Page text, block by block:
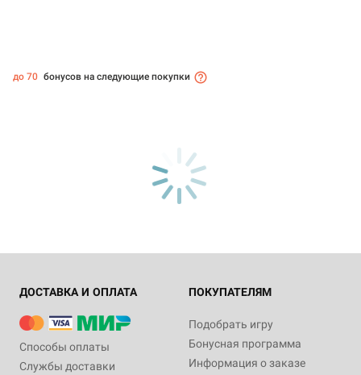
до 70 бонусов на следующие покупки
ДОСТАВКА И ОПЛАТА
Способы оплаты
Службы доставки
ПОКУПАТЕЛЯМ
Подобрать игру
Бонусная программа
Информация о заказе